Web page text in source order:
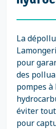
La
pour
des
pompes
éviter
pour